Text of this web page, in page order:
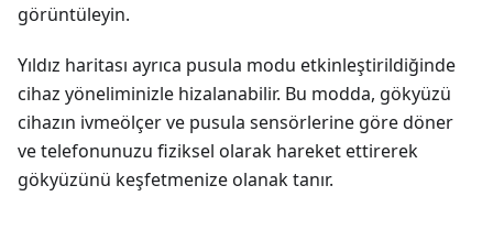
görüntüleyin.
Yıldız haritası ayrıca pusula modu etkinleştirildiğinde
cihaz yöneliminizle hizalanabilir. Bu modda, gökyüzü
cihazın ivmeölçer ve pusula sensörlerine göre döner
ve telefonunuzu fiziksel olarak hareket ettirerek
gökyüzünü keşfetmenize olanak tanır.